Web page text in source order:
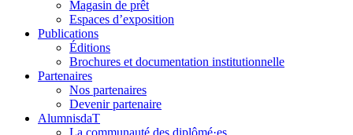
Magasin de prêt
Espaces d’exposition
Publications
Éditions
Brochures et documentation institutionnelle
Partenaires
Nos partenaires
Devenir partenaire
AlumnisdaT